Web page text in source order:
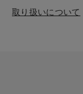
取り扱いについて